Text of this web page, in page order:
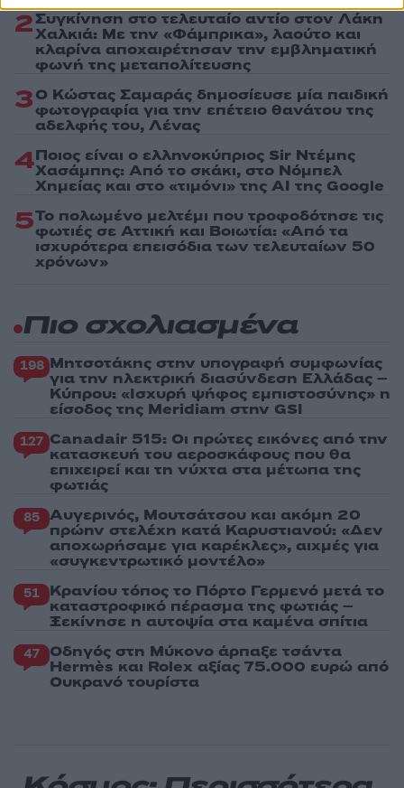
2Συγκίνηση στο τελευταίο αντίο στον Λάκη
Χαλκιά: Με την «Φάμπρικα», λαούτο και
κλαρίνα αποχαιρέτησαν την εμβληματική
φωνή της μεταπολίτευσης
3Ο Κώστας Σαμαράς δημοσίευσε μία παιδική
φωτογραφία για την επέτειο θανάτου της
αδελφής του, Λένας
4Ποιος είναι ο ελληνοκύπριος Sir Ντέμης
Χασάμπης: Από το σκάκι, στο Νόμπελ
Χημείας και στο «τιμόνι» της AI της Google
5Το πολωμένο μελτέμι που τροφοδότησε τις
φωτιές σε Αττική και Βοιωτία: «Από τα
ισχυρότερα επεισόδια των τελευταίων 50
χρόνων»
Πιο σχολιασμένα
198 Μητσοτάκης στην υπογραφή συμφωνίας
για την ηλεκτρική διασύνδεση Ελλάδας –
Κύπρου: «Ισχυρή ψήφος εμπιστοσύνης» η
είσοδος της Meridiam στην GSI
127 Canadair 515: Οι πρώτες εικόνες από την
κατασκευή του αεροσκάφους που θα
επιχειρεί και τη νύχτα στα μέτωπα της
φωτιάς
85 Αυγερινός, Μουτσάτσου και ακόμη 20
πρώην στελέχη κατά Καρυστιανού: «Δεν
αποχωρήσαμε για καρέκλες», αιχμές για
«συγκεντρωτικό μοντέλο»
51 Κρανίου τόπος το Πόρτο Γερμενό μετά το
καταστροφικό πέρασμα της φωτιάς –
Ξεκίνησε η αυτοψία στα καμένα σπίτια
47 Οδηγός στη Μύκονο άρπαξε τσάντα
Hermès και Rolex αξίας 75.000 ευρώ από
Ουκρανό τουρίστα